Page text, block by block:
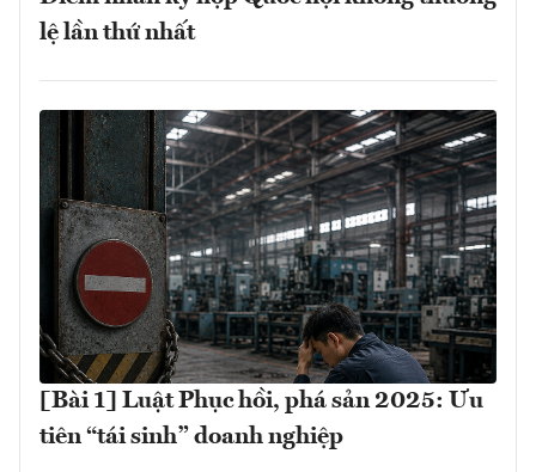
lệ lần thứ nhất
[Bài 1] Luật Phục hồi, phá sản 2025: Ưu
tiên “tái sinh” doanh nghiệp